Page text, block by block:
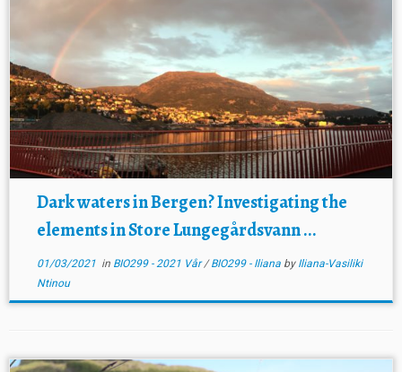
Dark waters in Bergen? Investigating the
elements in Store Lungegårdsvann ...
01/03/2021in BIO299 - 2021 Vår/BIO299 - Iliana by Iliana-Vasiliki
Ntinou